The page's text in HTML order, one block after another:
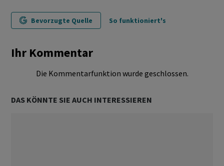
Bevorzugte Quelle So funktioniert's
Ihr Kommentar
Die Kommentarfunktion wurde geschlossen.
DAS KÖNNTE SIE AUCH INTERESSIEREN